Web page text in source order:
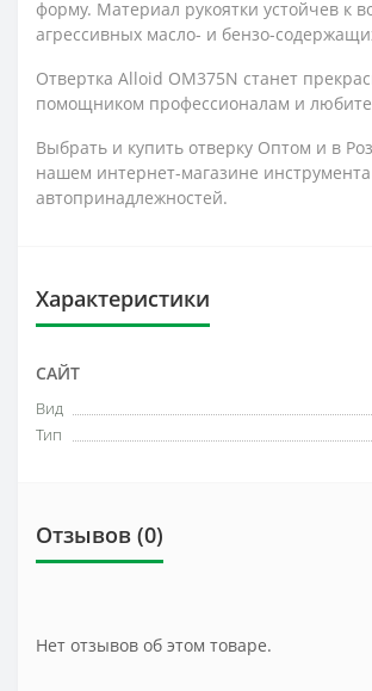
форму. Материал рукоятки устойчев к
агрессивных масло- и бензо-
Отвертка Alloid OM375N станет
помощником профессионалам и
Выбрать и купить отверку Оптом и в
нашем интернет-магазине
автопринадлежностей.
Характеристики
САЙТ
Вид
Тип
Отзывов (0)
Нет отзывов об этом товаре.